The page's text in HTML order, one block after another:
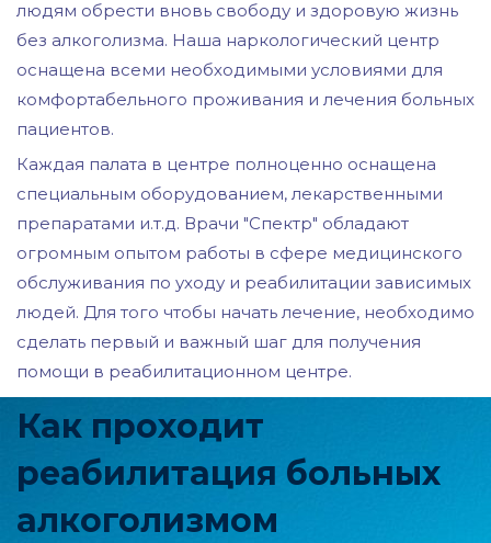
людям обрести вновь свободу и здоровую жизнь
без алкоголизма. Наша наркологический центр
оснащена всеми необходимыми условиями для
комфортабельного проживания и лечения больных
пациентов.
Каждая палата в центре полноценно оснащена
специальным оборудованием, лекарственными
препаратами и.т.д. Врачи "Спектр" обладают
огромным опытом работы в сфере медицинского
обслуживания по уходу и реабилитации зависимых
людей. Для того чтобы начать лечение, необходимо
сделать первый и важный шаг для получения
помощи в реабилитационном центре.
Как проходит
реабилитация больных
алкоголизмом